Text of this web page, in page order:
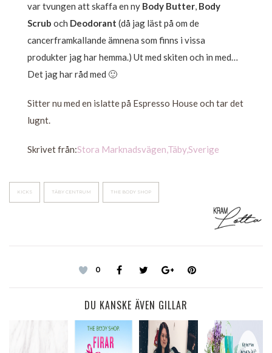
var tvungen att skaffa en ny Body Butter, Body
Scrub och Deodorant (då jag läst på om de
cancerframkallande ämnena som finns i vissa
produkter jag har hemma.) Ut med skiten och in med…
Det jag har råd med 🙂
Sitter nu med en islatte på Espresso House och tar det
lugnt.
Skrivet från:Stora Marknadsvägen,Täby,Sverige
KICKS TÄBY CENTRUM THE BODY SHOP
0
DU KANSKE ÄVEN GILLAR